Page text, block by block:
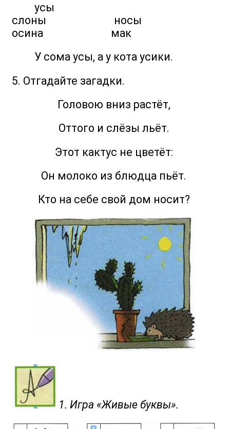
усы
слоны носы
осина мак
У сома усы, а у кота усики.
5. Отгадайте загадки.
Головою вниз растёт,
Оттого и слёзы льёт.
Этот кактус не цветёт:
Он молоко из блюдца пьёт.
Кто на себе свой дом носит?
1. Игра «Живые буквы».